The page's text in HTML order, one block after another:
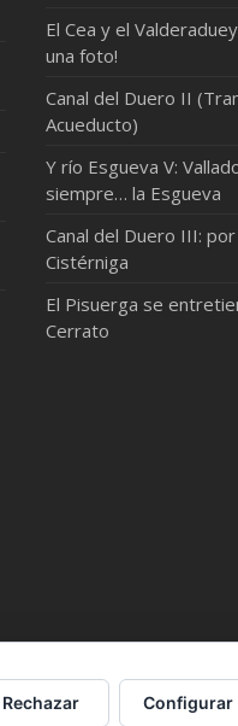
El Cea y el
una foto!
Canal del Duero II
Acueducto)
Y río Esgueva V:
siempre… la Esgueva
Canal del Duero III:
Cistérniga
El Pisuerga se
Cerrato
you need something
Rechazar Configurar